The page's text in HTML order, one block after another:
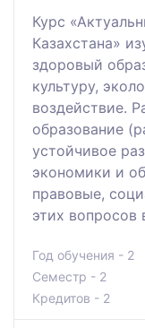
Курс
Казахстана»
здоровый
культуру,
воздействие.
образование
устойчивое
экономики и
правовые,
этих вопросов
Год обучения - 2
Семестр - 2
Кредитов - 2